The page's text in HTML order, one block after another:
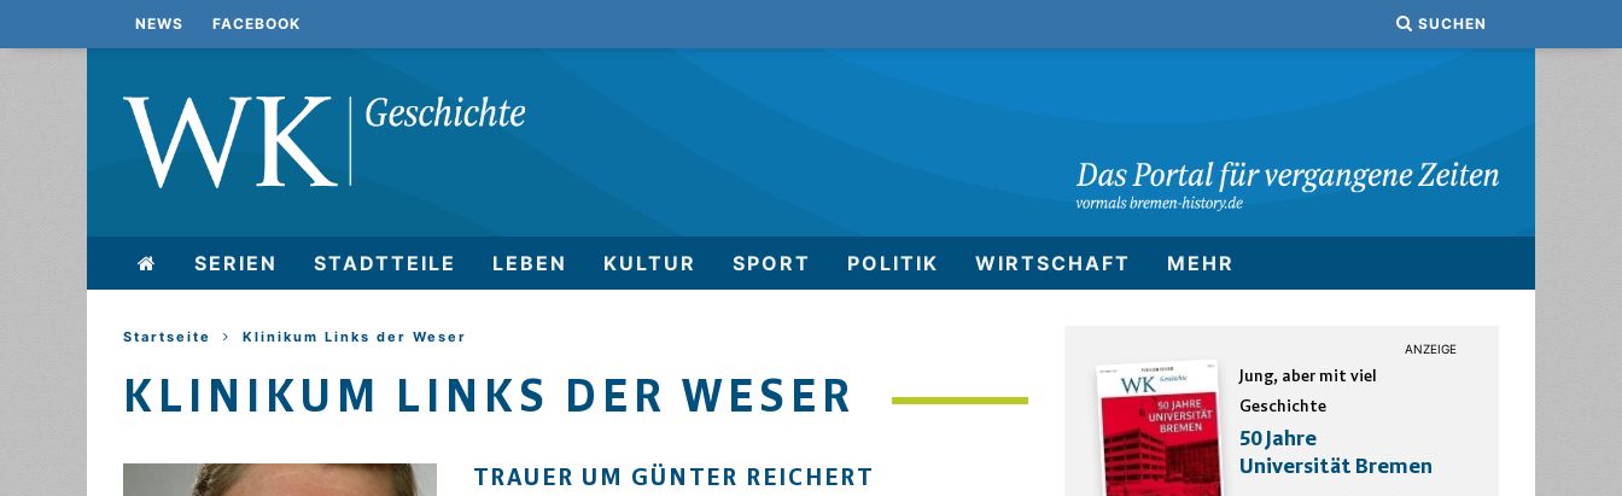
NEWS FACEBOOK SUCHEN
SERIEN STADTTEILE LEBEN KULTUR SPORT POLITIK WIRTSCHAFT MEHR
Startseite Klinikum Links der Weser
KLINIKUM LINKS DER WESER
TRAUER UM GÜNTER REICHERT
Jung, aber mit viel
Geschichte
50 Jahre
Universität Bremen